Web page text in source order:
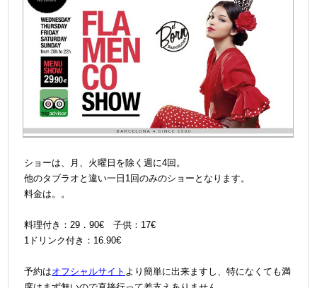
ショーは、月、火曜日を除く週に4回。
他のタブラオと違い一日1回のみのショーとなります。
料金は。。
料理付き：29．90€ 子供：17€
1ドリンク付き：16.90€
予約はオフシャルサイト より簡単に出来ますし、特になくても満